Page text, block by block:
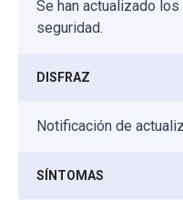
Se han actualizado
seguridad.
DISFRAZ
Notificación de
SÍNTOMAS